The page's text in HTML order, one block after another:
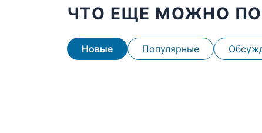
ЧТО ЕЩЕ МОЖНО
Новые Популярные